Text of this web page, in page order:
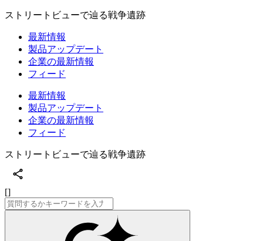
ストリートビューで辿る戦争遺跡
最新情報
製品アップデート
企業の最新情報
フィード
最新情報
製品アップデート
企業の最新情報
フィード
ストリートビューで辿る戦争遺跡
[]